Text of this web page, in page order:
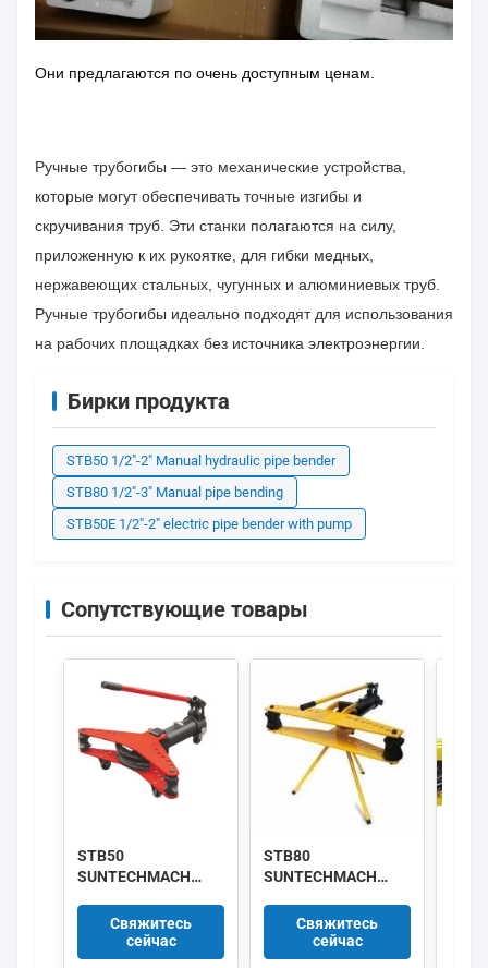
Они предлагаются по очень доступным ценам.
Ручные трубогибы — это механические устройства,
которые могут обеспечивать точные изгибы и
скручивания труб. Эти станки полагаются на силу,
приложенную к их рукоятке, для гибки медных,
нержавеющих стальных, чугунных и алюминиевых труб.
Ручные трубогибы идеально подходят для использования
на рабочих площадках без источника электроэнергии.
Бирки продукта
STB50 1/2″-2″ Manual hydraulic pipe bender
STB80 1/2″-3″ Manual pipe bending
STB50E 1/2″-2″ electric pipe bender with pump
Сопутствующие товары
STB50
SUNTECHMACH
ручной
гидравлический
прокладчик труб
Свяжитесь
сейчас
STB80
SUNTECHMACH
ручной
гидравлический
трубопровод 1/2
Свяжитесь
сейчас